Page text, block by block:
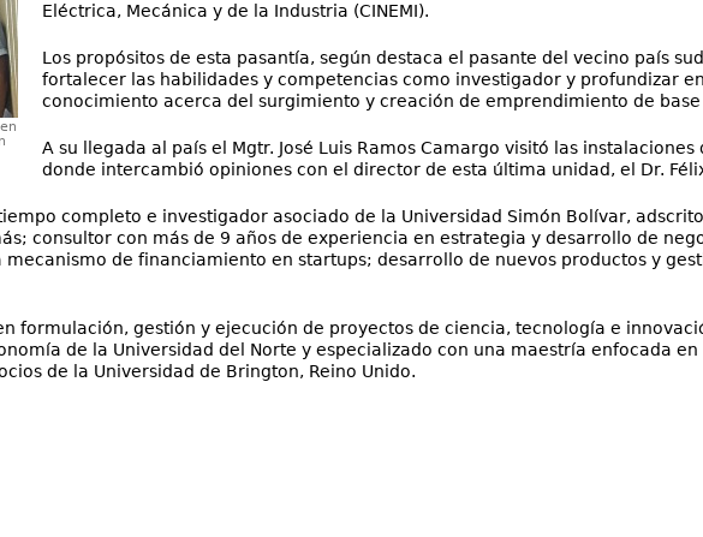
Eléctrica, Mecánica y de la Industria (CINEMI).
Los propósitos de esta pasantía, según destaca el pasante del vecino país
fortalecer las habilidades y competencias como investigador y profundizar
conocimiento acerca del surgimiento y creación de emprendimiento de
A su llegada al país el Mgtr. José Luis Ramos Camargo visitó las instalaciones
donde intercambió opiniones con el director de esta última unidad, el Dr.
completo e investigador asociado de la Universidad Simón Bolívar,
consultor con más de 9 años de experiencia en estrategia y desarrollo de
de financiamiento en startups; desarrollo de nuevos productos y
formulación, gestión y ejecución de proyectos de ciencia, tecnología e
de la Universidad del Norte y especializado con una maestría enfocada
de la Universidad de Brington, Reino Unido.